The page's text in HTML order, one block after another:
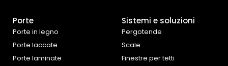
Porte
Porte in legno
Porte laccate
Porte laminate
Sistemi e soluzioni
Pergotende
Scale
Finestre per tetti